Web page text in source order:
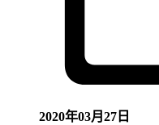
2020年03月27日